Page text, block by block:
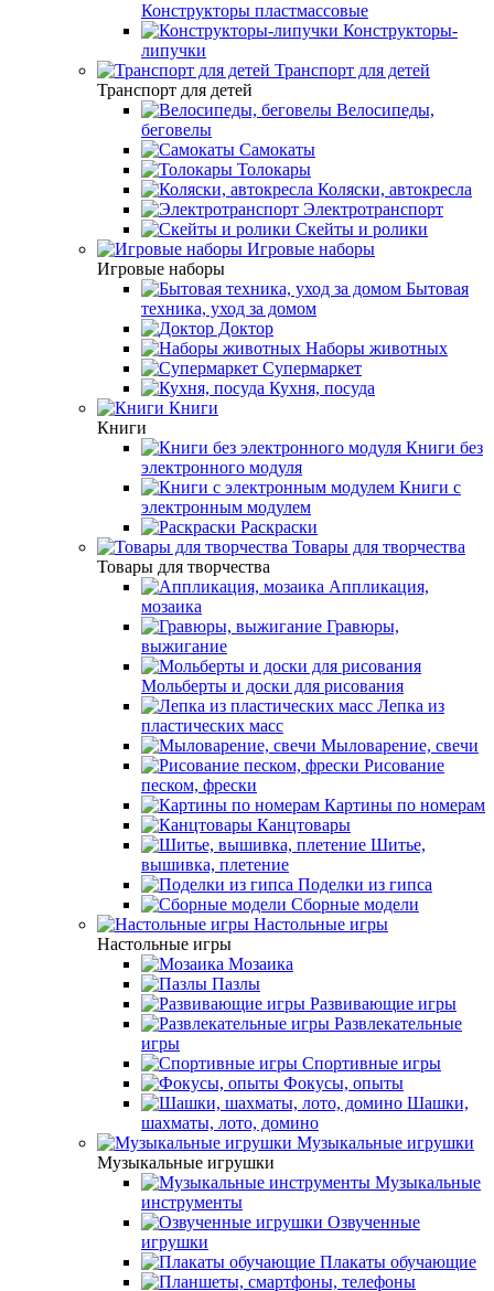
Конструкторы пластмассовые
Конструкторы-
липучки
Транспорт для детей
Транспорт для детей
Велосипеды,
беговелы
Самокаты
Толокары
Коляски, автокресла
Электротранспорт
Скейты и ролики
Игровые наборы
Игровые наборы
Бытовая
техника, уход за домом
Доктор
Наборы животных
Супермаркет
Кухня, посуда
Книги
Книги
Книги без
электронного модуля
Книги с
электронным модулем
Раскраски
Товары для творчества
Товары для творчества
Аппликация,
мозаика
Гравюры,
выжигание
Мольберты и доски для рисования
Лепка из
пластических масс
Мыловарение, свечи
Рисование
песком, фрески
Картины по номерам
Канцтовары
Шитье,
вышивка, плетение
Поделки из гипса
Сборные модели
Настольные игры
Настольные игры
Мозаика
Пазлы
Развивающие игры
Развлекательные
игры
Спортивные игры
Фокусы, опыты
Шашки,
шахматы, лото, домино
Музыкальные игрушки
Музыкальные игрушки
Музыкальные
инструменты
Озвученные
игрушки
Плакаты обучающие